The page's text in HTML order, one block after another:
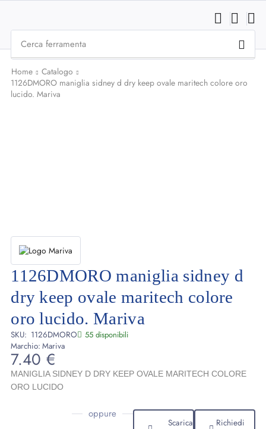
Cerca ferramenta
Home
Catalogo
1126DMORO maniglia sidney d dry keep ovale maritech colore oro
lucido. Mariva
1126DMORO maniglia sidney d
dry keep ovale maritech colore
oro lucido. Mariva
SKU: 1126DMORO
Marchio: Mariva
55 disponibili
7.40 €
MANIGLIA SIDNEY D DRY KEEP OVALE MARITECH COLORE
ORO LUCIDO
oppure
Scarica
Richiedi